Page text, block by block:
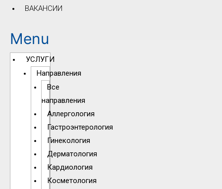
ВАКАНСИИ
Menu
УСЛУГИ
Направления
Все
направления
Аллергология
Гастроэнтерология
Гинекология
Дерматология
Кардиология
Косметология